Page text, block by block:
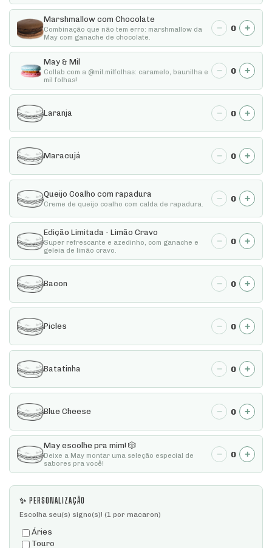
Marshmallow com Chocolate
Combinação que não tem erro: marshmallow da
May com ganache de chocolate.
− 0 +
May & Mil
Collab com a @mil.milfolhas: caramelo, baunilha e
mil folhas!
− 0 +
Laranja − 0 +
Maracujá − 0 +
Queijo Coalho com rapadura
Creme de queijo coalho com calda de rapadura.
− 0 +
Edição Limitada - Limão Cravo
Super refrescante e azedinho, com ganache e
geleia de limão cravo.
− 0 +
Bacon − 0 +
Picles − 0 +
Batatinha − 0 +
Blue Cheese − 0 +
May escolhe pra mim! 🎲
Deixe a May montar uma seleção especial de
sabores pra você!
− 0 +
✨ PERSONALIZAÇÃO
Escolha seu(s) signo(s)! (1 por macaron)
Áries
Touro